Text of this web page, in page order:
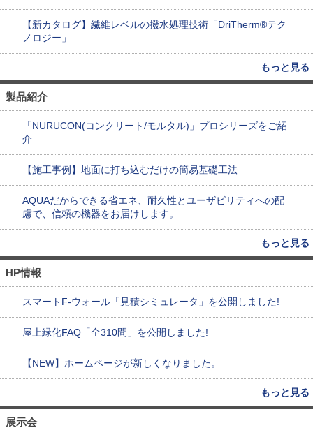
【新カタログ】繊維レベルの撥水処理技術「DriTherm®テク
ノロジー」
もっと見る
製品紹介
「NURUCON(コンクリート/モルタル)」プロシリーズをご紹
介
【施工事例】地面に打ち込むだけの簡易基礎工法
AQUAだからできる省エネ、耐久性とユーザビリティへの配
慮で、信頼の機器をお届けします。
もっと見る
HP情報
スマートF-ウォール「見積シミュレータ」を公開しました!
屋上緑化FAQ「全310問」を公開しました!
【NEW】ホームページが新しくなりました。
もっと見る
展示会